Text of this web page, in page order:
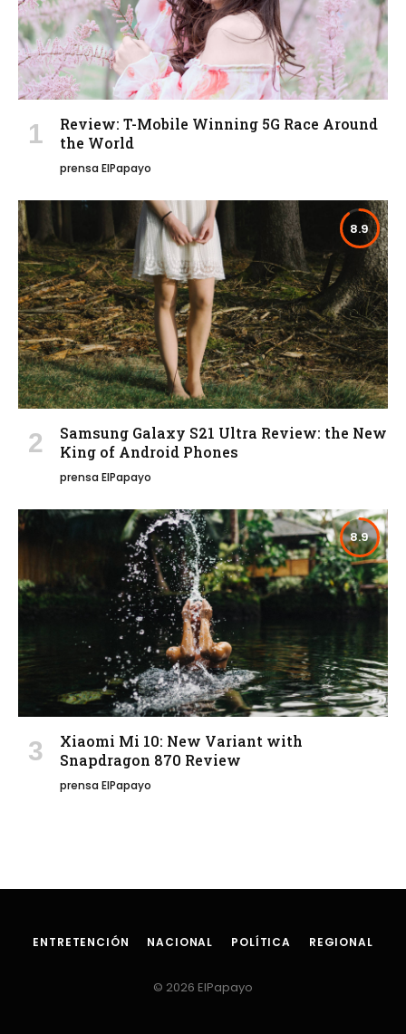
Review: T-Mobile Winning 5G Race Around
the World
prensa ElPapayo
8.9
Samsung Galaxy S21 Ultra Review: the New
King of Android Phones
prensa ElPapayo
8.9
Xiaomi Mi 10: New Variant with
Snapdragon 870 Review
prensa ElPapayo
ENTRETENCIÓN NACIONAL POLÍTICA REGIONAL
© 2026 ElPapayo